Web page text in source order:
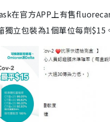
在官方APP上有售
立包裝為1個單位每劑$15